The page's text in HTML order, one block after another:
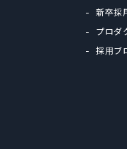
新卒採
プロダ
採用ブ